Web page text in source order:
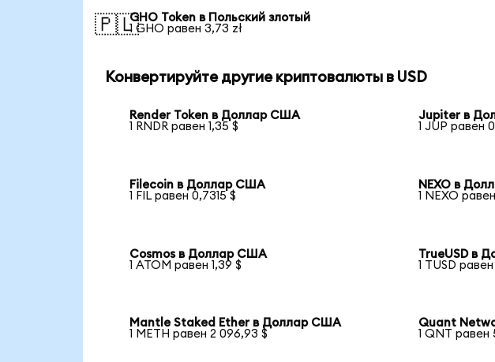
🇵🇱GHO Token в Польский злотый
1 GHO равен 3,73 zł
Конвертируйте другие криптовалюты в USD
Render Token в Доллар США
1 RNDR равен 1,35 $
Jupiter в
1 JUP равен
Filecoin в Доллар США
1 FIL равен 0,7315 $
NEXO в
1 NEXO
Cosmos в Доллар США
1 ATOM равен 1,39 $
TrueUSD в
1 TUSD
Mantle Staked Ether в Доллар США
1 METH равен 2 096,93 $
Quant
1 QNT равен